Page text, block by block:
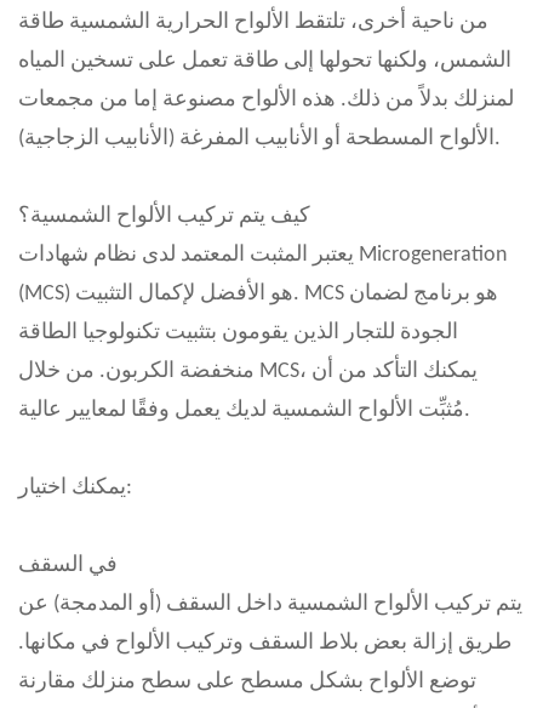
من ناحية أخرى، تلتقط الألواح الحرارية الشمسية طاقة
الشمس، ولكنها تحولها إلى طاقة تعمل على تسخين المياه
لمنزلك بدلاً من ذلك. هذه الألواح مصنوعة إما من مجمعات
الألواح المسطحة أو الأنابيب المفرغة (الأنابيب الزجاجية).
كيف يتم تركيب الألواح الشمسية؟
يعتبر المثبت المعتمد لدى نظام شهادات Microgeneration
(MCS) هو الأفضل لإكمال التثبيت. MCS هو برنامج لضمان
الجودة للتجار الذين يقومون بتثبيت تكنولوجيا الطاقة
منخفضة الكربون. من خلال MCS، يمكنك التأكد من أن
مُثبِّت الألواح الشمسية لديك يعمل وفقًا لمعايير عالية.
يمكنك اختيار:
في السقف
يتم تركيب الألواح الشمسية داخل السقف (أو المدمجة) عن
طريق إزالة بعض بلاط السقف وتركيب الألواح في مكانها.
توضع الألواح بشكل مسطح على سطح منزلك مقارنة